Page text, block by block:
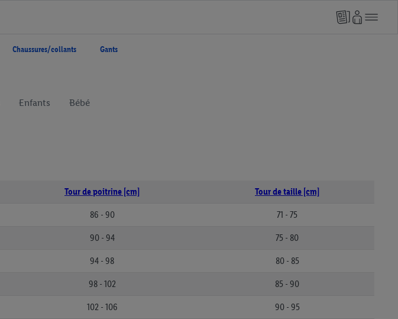
Chaussures/collants Gants
Enfants Bébé
Tour de poitrine [cm] Tour de taille [cm]
86 - 90 71 - 75
90 - 94 75 - 80
94 - 98 80 - 85
98 - 102 85 - 90
102 - 106 90 - 95